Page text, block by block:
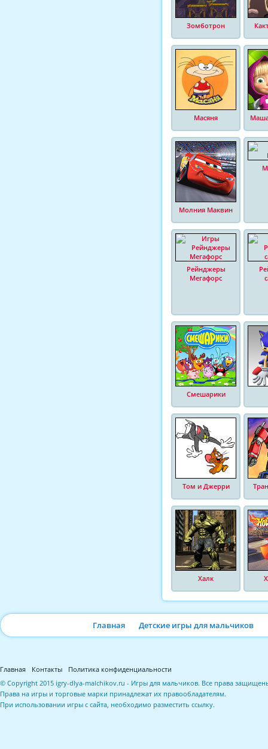
Зомботрон
Масяня
Молния Маквин
Рейнджеры
Мегафорс
Смешарики
Том и Джерри
Халк
Главная Детские игры для мальчиков
Главная Контакты
Политика конфиденциальности
© Copyright 2015 igry-dlya-malchikov.ru - Игры для мальчиков. Все права
Права на игры и торговые марки принадлежат их правообладателям.
При использовании игры с сайта, необходимо разместить ссылку.